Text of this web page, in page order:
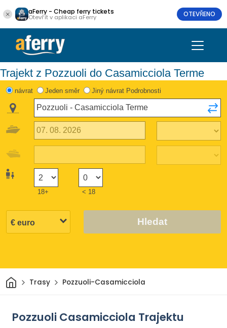
aFerry - Cheap ferry tickets
Otevřít v aplikaci aFerry OTEVŘENO
Trajekt z Pozzuoli do Casamicciola Terme
návrat Jeden směr Jiný návrat Podrobnosti
18+ < 18
Hledat
Domov
Trasy Pozzuoli-Casamicciola
Pozzuoli Casamicciola Trajektu